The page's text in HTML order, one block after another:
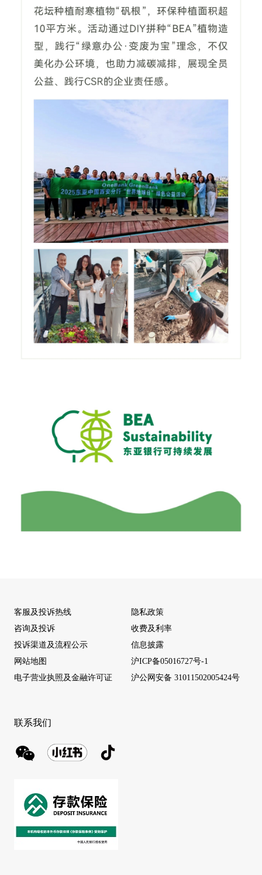
客服及投诉热线
咨询及投诉
投诉渠道及流程公示
网站地图
电子营业执照及金融许可证
隐私政策
收费及利率
信息披露
沪ICP备05016727号-1
沪公网安备 31011502005424号
联系我们